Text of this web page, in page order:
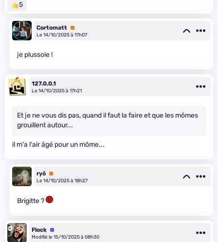
5
Cortomatt Premium
Le 14/10/2025 à 17h07
je plussoie !
127.0.0.1
Le 14/10/2025 à 17h21
Et je ne vous dis pas, quand il faut la faire et que les mômes
grouillent autour...
il m'a l'air âgé pour un môme...
ryô Premium
Le 14/10/2025 à 18h27
Brigitte ?
Flock Équipe
Modifié le 15/10/2025 à 08h30